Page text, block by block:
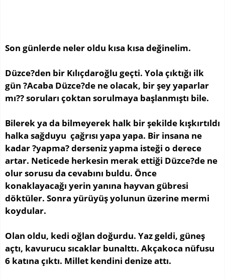
Son günlerde neler oldu kısa kısa değinelim.
Düzce?den bir Kılıçdaroğlu geçti. Yola çıktığı ilk
gün ?Acaba Düzce?de ne olacak, bir şey yaparlar
mı?? soruları çoktan sorulmaya başlanmıştı bile.
Bilerek ya da bilmeyerek halk bir şekilde kışkırtıldı
halka sağduyu çağrısı yapa yapa. Bir insana ne
kadar ?yapma? derseniz yapma isteği o derece
artar. Neticede herkesin merak ettiği Düzce?de ne
olur sorusu da cevabını buldu. Önce
konaklayacağı yerin yanına hayvan gübresi
döktüler. Sonra yürüyüş yolunun üzerine mermi
koydular.
Olan oldu, kedi oğlan doğurdu. Yaz geldi, güneş
açtı, kavurucu sıcaklar bunalttı. Akçakoca nüfusu
6 katına çıktı. Millet kendini denize attı.